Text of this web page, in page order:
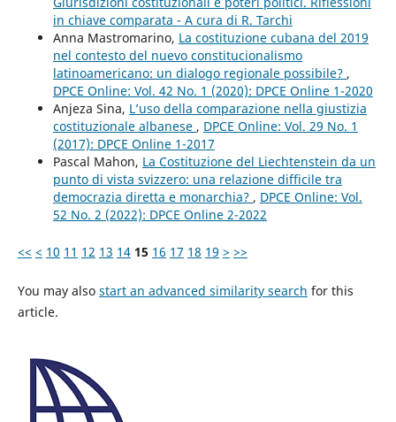
in chiave comparata - A cura di R. Tarchi
Anna Mastromarino, La costituzione cubana del 2019
nel contesto del nuevo constitucionalismo
latinoamericano: un dialogo regionale possibile? ,
DPCE Online: Vol. 42 No. 1 (2020): DPCE Online 1-2020
Anjeza Sina, L’uso della comparazione nella giustizia
costituzionale albanese , DPCE Online: Vol. 29 No. 1
(2017): DPCE Online 1-2017
Pascal Mahon, La Costituzione del Liechtenstein da un
punto di vista svizzero: una relazione difficile tra
democrazia diretta e monarchia? , DPCE Online: Vol.
52 No. 2 (2022): DPCE Online 2-2022
<< < 10 11 12 13 14 15 16 17 18 19 > >>
You may also start an advanced similarity search for this
article.